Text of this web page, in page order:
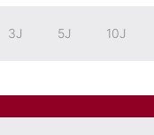
3J 5J 10J